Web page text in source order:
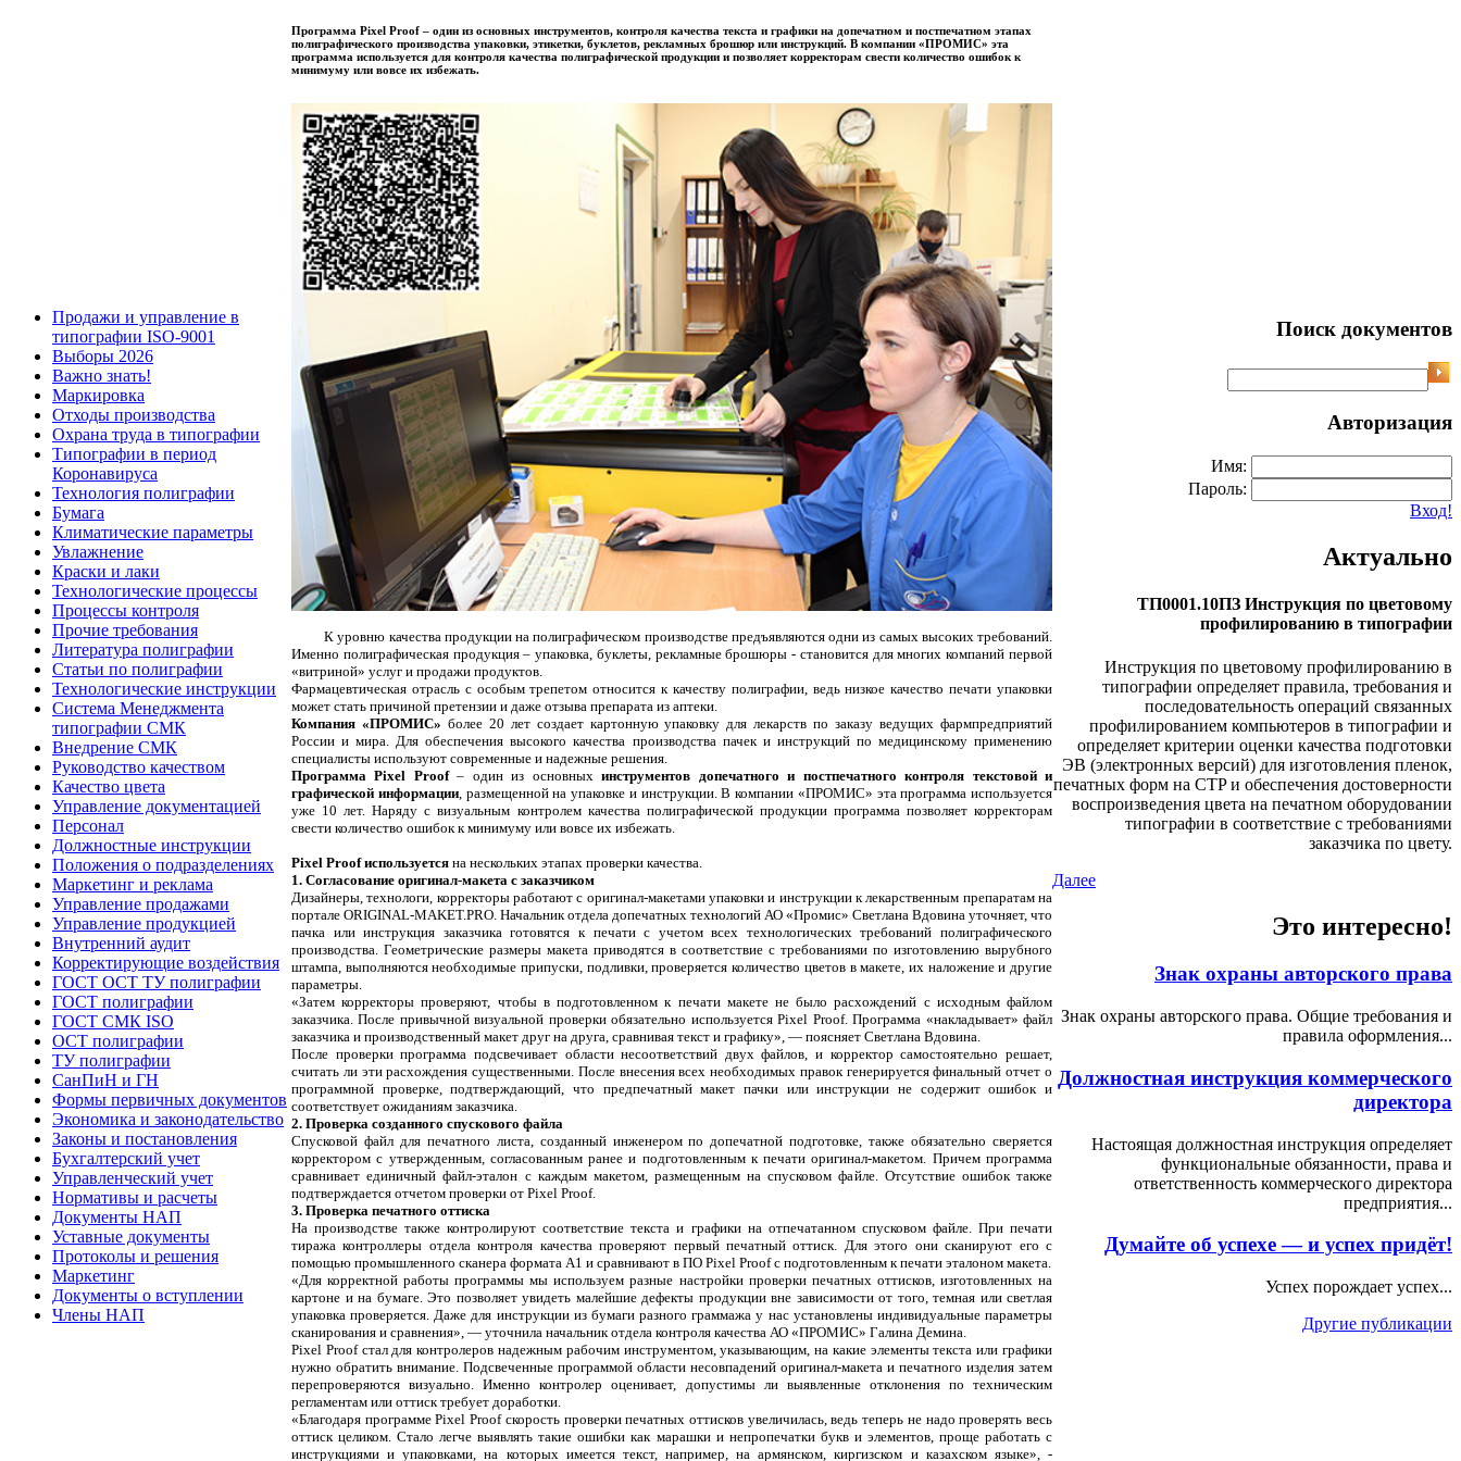
Продажи и управление в
типографии ISO-9001
Выборы 2026
Важно знать!
Маркировка
Отходы производства
Охрана труда в типографии
Типографии в период
Коронавируса
Технология полиграфии
Бумага
Климатические параметры
Увлажнение
Краски и лаки
Технологические процессы
Процессы контроля
Прочие требования
Литература полиграфии
Статьи по полиграфии
Технологические инструкции
Система Менеджмента
типографии СМК
Внедрение СМК
Руководство качеством
Качество цвета
Управление документацией
Персонал
Должностные инструкции
Положения о подразделениях
Маркетинг и реклама
Управление продажами
Управление продукцией
Внутренний аудит
Корректирующие воздействия
ГОСТ ОСТ ТУ полиграфии
ГОСТ полиграфии
ГОСТ СМК ISO
ОСТ полиграфии
ТУ полиграфии
СанПиН и ГН
Формы первичных документов
Экономика и законодательство
Законы и постановления
Бухгалтерский учет
Управленческий учет
Нормативы и расчеты
Документы НАП
Уставные документы
Протоколы и решения
Маркетинг
Документы о вступлении
Члены НАП
Программа Pixel Proof – один из основных инструментов, контроля качества текста и графики на допечатном и постпечатном этапах
полиграфического производства упаковки, этикетки, буклетов, рекламных брошюр или инструкций. В компании «ПРОМИС» эта
программа используется для контроля качества полиграфической продукции и позволяет корректорам свести количество ошибок к
минимуму или вовсе их избежать.
К уровню качества продукции на полиграфическом производстве предъявляются одни из самых высоких требований.
Именно полиграфическая продукция – упаковка, буклеты, рекламные брошюры - становится для многих компаний первой
«витриной» услуг и продажи продуктов.
Фармацевтическая отрасль с особым трепетом относится к качеству полиграфии, ведь низкое качество печати упаковки
может стать причиной претензии и даже отзыва препарата из аптеки.
Компания «ПРОМИС» более 20 лет создает картонную упаковку для лекарств по заказу ведущих фармпредприятий
России и мира. Для обеспечения высокого качества производства пачек и инструкций по медицинскому применению
специалисты используют современные и надежные решения.
Программа Pixel Proof– один из основныхинструментов допечатного и постпечатного контроля текстовой и
графической информации, размещенной на упаковке и инструкции. В компании «ПРОМИС» эта программа используется
уже 10 лет. Наряду с визуальным контролем качества полиграфической продукции программа позволяет корректорам
свести количество ошибок к минимуму или вовсе их избежать.
Pixel Proof используется на нескольких этапах проверки качества.
1. Согласование оригинал-макета с заказчиком
Дизайнеры, технологи, корректоры работают с оригинал-макетами упаковки и инструкции к лекарственным препаратам на
портале ORIGINAL-MAKET.PRO. Начальник отдела допечатных технологий АО «Промис» Светлана Вдовина уточняет, что
пачка или инструкция заказчика готовятся к печати с учетом всех технологических требований полиграфического
производства. Геометрические размеры макета приводятся в соответствие с требованиями по изготовлению вырубного
штампа, выполняются необходимые припуски, подливки, проверяется количество цветов в макете, их наложение и другие
параметры.
«Затем корректоры проверяют, чтобы в подготовленном к печати макете не было расхождений с исходным файлом
заказчика. После привычной визуальной проверки обязательно используется Pixel Proof. Программа «накладывает» файл
заказчика и производственный макет друг на друга, сравнивая текст и графику», — поясняет Светлана Вдовина.
После проверки программа подсвечивает области несоответствий двух файлов, и корректор самостоятельно решает,
считать ли эти расхождения существенными. После внесения всех необходимых правок генерируется финальный отчет о
программной проверке, подтверждающий, что предпечатный макет пачки или инструкции не содержит ошибок и
соответствует ожиданиям заказчика.
2. Проверка созданного спускового файла
Спусковой файл для печатного листа, созданный инженером по допечатной подготовке, также обязательно сверяется
корректором с утвержденным, согласованным ранее и подготовленным к печати оригинал-макетом. Причем программа
сравнивает единичный файл-эталон с каждым макетом, размещенным на спусковом файле. Отсутствие ошибок также
подтверждается отчетом проверки от Pixel Proof.
3. Проверка печатного оттиска
На производстве также контролируют соответствие текста и графики на отпечатанном спусковом файле. При печати
тиража контроллеры отдела контроля качества проверяют первый печатный оттиск. Для этого они сканируют его с
помощью промышленного сканера формата А1 и сравнивают в ПО Pixel Proof с подготовленным к печати эталоном макета.
«Для корректной работы программы мы используем разные настройки проверки печатных оттисков, изготовленных на
картоне и на бумаге. Это позволяет увидеть малейшие дефекты продукции вне зависимости от того, темная или светлая
упаковка проверяется. Даже для инструкции из бумаги разного граммажа у нас установлены индивидуальные параметры
сканирования и сравнения», — уточнила начальник отдела контроля качества АО «ПРОМИС» Галина Демина.
Pixel Proof стал для контролеров надежным рабочим инструментом, указывающим, на какие элементы текста или графики
нужно обратить внимание. Подсвеченные программой области несовпадений оригинал-макета и печатного изделия затем
перепроверяются визуально. Именно контролер оценивает, допустимы ли выявленные отклонения по техническим
регламентам или оттиск требует доработки.
«Благодаря программе Pixel Proof скорость проверки печатных оттисков увеличилась, ведь теперь не надо проверять весь
оттиск целиком. Стало легче выявлять такие ошибки как марашки и непропечатки букв и элементов, проще работать с
инструкциями и упаковками, на которых имеется текст, например, на армянском, киргизском и казахском языке», -
Поиск документов
Авторизация
Имя:
Пароль:
Вход!
Актуально
ТП0001.10ПЗ Инструкция по цветовому
профилированию в типографии
Инструкция по цветовому профилированию в
типографии определяет правила, требования и
последовательность операций связанных
профилированием компьютеров в типографии и
определяет критерии оценки качества подготовки
ЭВ (электронных версий) для изготовления пленок,
печатных форм на CTP и обеспечения достоверности
воспроизведения цвета на печатном оборудовании
типографии в соответствие с требованиями
заказчика по цвету.
Далее
Это интересно!
Знак охраны авторского права
Знак охраны авторского права. Общие требования и
правила оформления...
Должностная инструкция коммерческого
директора
Настоящая должностная инструкция определяет
функциональные обязанности, права и
ответственность коммерческого директора
предприятия...
Думайте об успехе — и успех придёт!
Успех порождает успех...
Другие публикации